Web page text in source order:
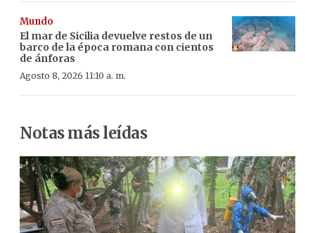
Mundo
El mar de Sicilia devuelve restos de un
barco de la época romana con cientos
de ánforas
Agosto 8, 2026 11:10 a. m.
Notas más leídas